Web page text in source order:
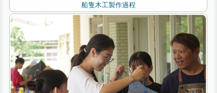
船隻木工製作過程